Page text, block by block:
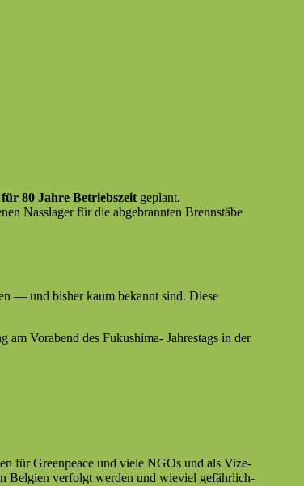
für 80 Jahre Betrieb­szeitgeplant.
Nass­lager für die abge­bran­nten Brennstäbe
— und bish­er kaum bekan­nt sind. Diese
Vor­abend des Fukushi­ma- Jahrestags in der
für Green­peace und viele NGOs und als Vize-
in Bel­gien ver­fol­gt wer­den und wieviel gefährlich­